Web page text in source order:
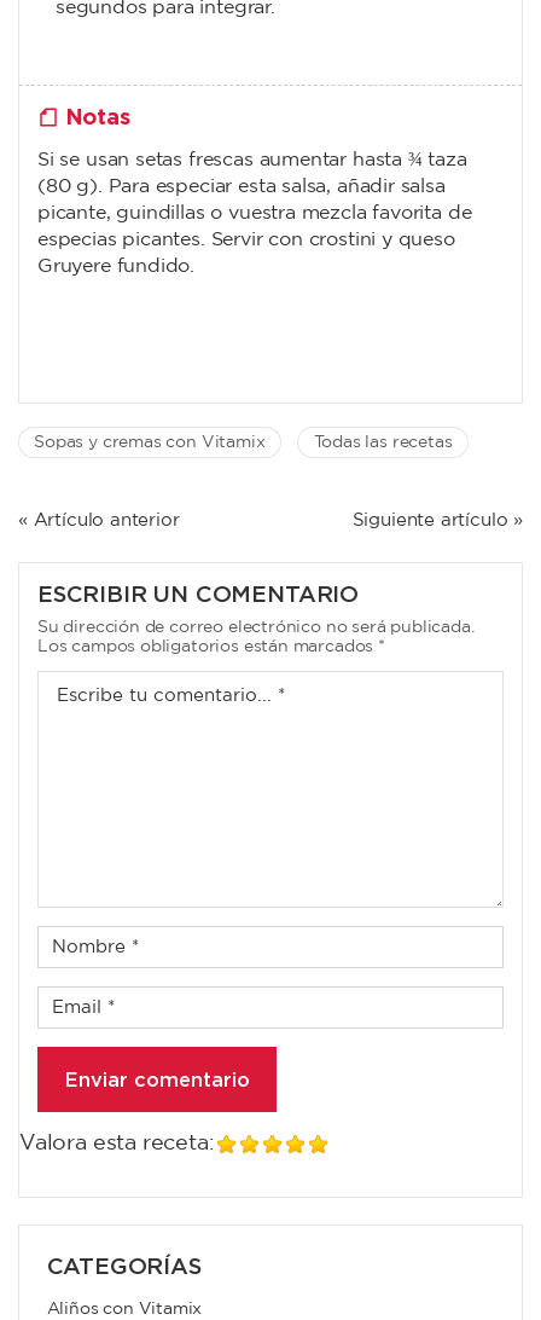
segundos para integrar.
Notas
Si se usan setas frescas aumentar hasta ¾ taza
(80 g). Para especiar esta salsa, añadir salsa
picante, guindillas o vuestra mezcla favorita de
especias picantes. Servir con crostini y queso
Gruyere fundido.
Sopas y cremas con Vitamix Todas las recetas
NAVEGACIÓN
ENTRADAS
« Artículo anterior Siguiente artículo »
ESCRIBIR UN COMENTARIO
Su dirección de correo electrónico no será publicada.
Los campos obligatorios están marcados *
Valora esta receta:
CATEGORÍAS
Aliños con Vitamix